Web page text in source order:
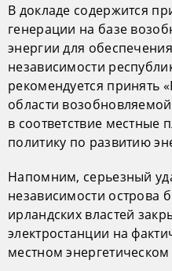
В докладе содержится
генерации на базе
энергии для
независимости
рекомендуется принять
области
в соответствие
политику по развитию
Напомним, серьезный
независимости острова
ирландских властей
электростанции на
местном